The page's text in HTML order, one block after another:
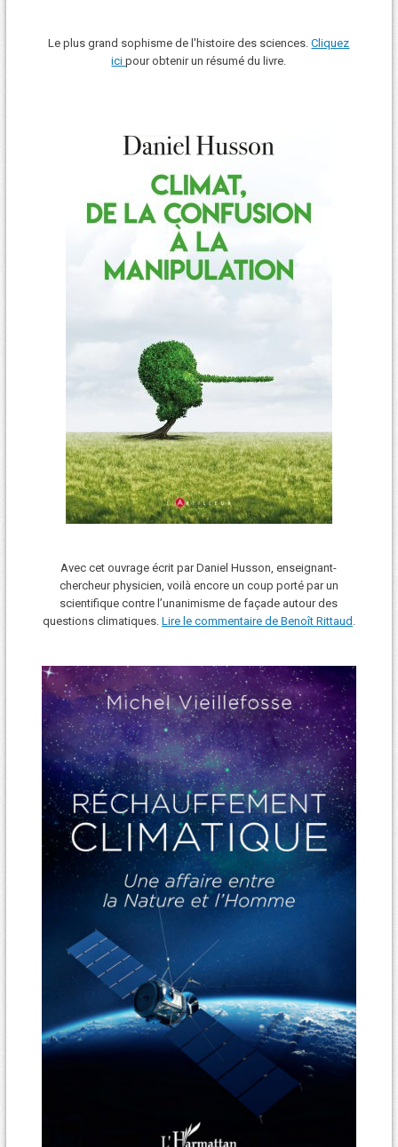
Le plus grand sophisme de l'histoire des sciences.Cliquez
icipour obtenir un résumé du livre.
Avec cet ouvrage écrit par Daniel Husson, enseignant-
chercheur physicien, voilà encore un coup porté par un
scientifique contre l’unanimisme de façade autour des
questions climatiques. Lire le commentaire de Benoît Rittaud .